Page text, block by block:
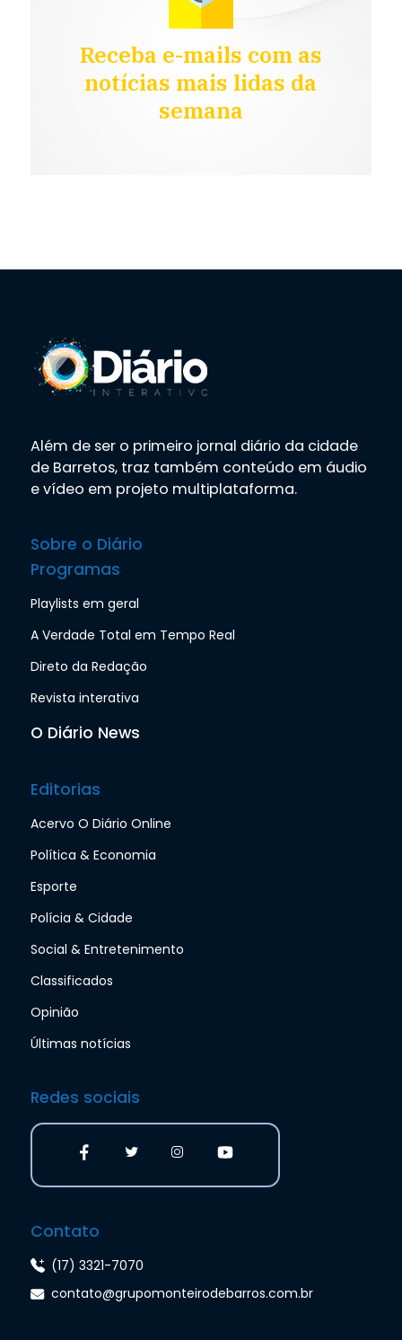
Receba e-mails com as
notícias mais lidas da
semana
Além de ser o primeiro jornal diário da cidade
de Barretos, traz também conteúdo em áudio
e vídeo em projeto multiplataforma.
Sobre o Diário
Programas
Playlists em geral
A Verdade Total em Tempo Real
Direto da Redação
Revista interativa
O Diário News
Editorias
Acervo O Diário Online
Política & Economia
Esporte
Polícia & Cidade
Social & Entretenimento
Classificados
Opinião
Últimas notícias
Redes sociais
Contato
(17) 3321-7070
contato@grupomonteirodebarros.com.br